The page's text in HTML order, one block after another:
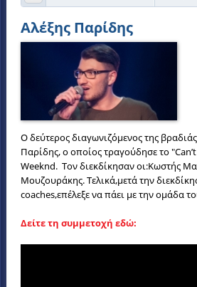
Αλέξης Παρίδης
Ο δεύτερος διαγωνιζόμενος της
Παρίδης, ο οποίος τραγούδησε το
Weeknd. Τον διεκδίκησαν οι:Κωστής
Μουζουράκης. Τελικά,μετά την
coaches,επέλεξε να πάει με την ομάδα
Δείτε τη συμμετοχή εδώ: